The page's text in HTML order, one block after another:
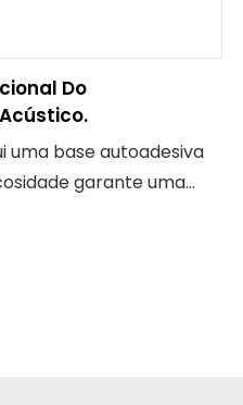
Do
uma base autoadesiva
garante uma
deformar ou